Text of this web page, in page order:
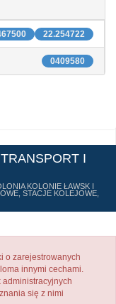
22.254722
0409580
I
KOLONIE ŁAWSK I
STACJE KOLEJOWE,
o zarejestrowanych
innymi cechami.
administracyjnych
się z nimi